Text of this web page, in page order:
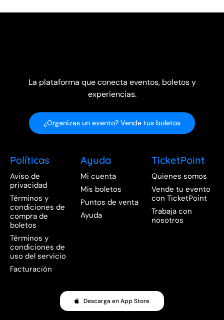
La plataforma que conecta eventos, boletos y
experiencias.
¿Organizas un evento? Vende tus boletos
Políticas
Aviso de
privacidad
Términos y
condiciones de
compra de
boletos
Términos y
condiciones de
uso del servicio
Facturación
Ayuda
Mi cuenta
Mis boletos
Puntos de venta
Ayuda
TicketPoint
Quienes somos
Vende tu evento
con TicketPoint
Trabaja con
nosotros
Descarga en App Store